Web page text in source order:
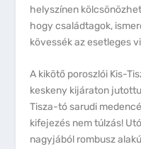
helyszínen
hogy családtagok,
kövessék az esetleges
A kikötő poroszlói Kis-
keskeny kijáraton
Tisza-tó sarudi
kifejezés nem túlzás!
nagyjából rombusz